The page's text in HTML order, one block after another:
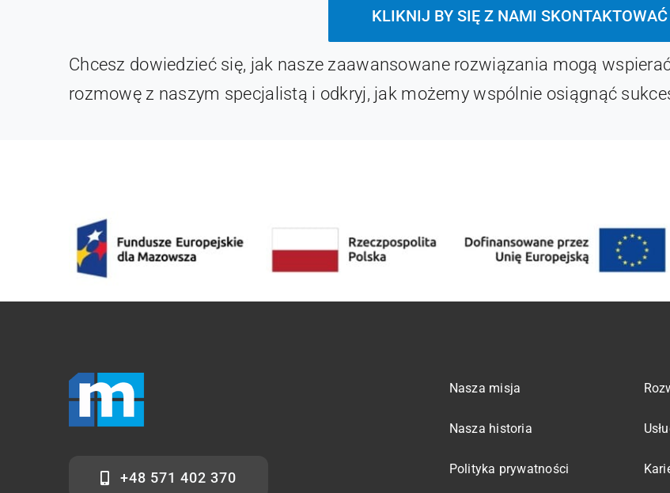
KLIKNIJ BY SIĘ Z NAMI SKONTAKTOWAĆ
Chcesz dowiedzieć się, jak nasze zaawansowane rozwiązania mogą
rozmowę z naszym specjalistą i odkryj, jak możemy wspólnie osiągnąć
+48 571 402 370
Nasza misja
Nasza historia
Polityka prywatności